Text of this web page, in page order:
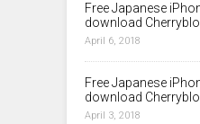
Free Japanese
download
April 6, 2018
Free Japanese
download
April 3, 2018